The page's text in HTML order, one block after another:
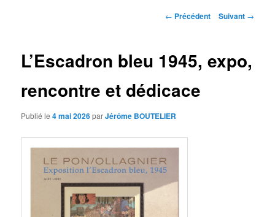
Navigation des articles
← Précédent Suivant →
L’Escadron bleu 1945, expo,
rencontre et dédicace
Publié le4 mai 2026parJérôme BOUTELIER